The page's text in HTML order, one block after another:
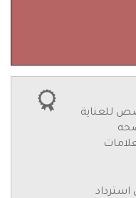
للعناية
ضمان استرداد